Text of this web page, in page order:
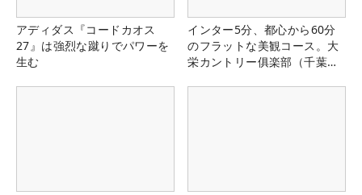
アディダス『コードカオス
27』は強烈な蹴りでパワーを
生む
インター5分、都心から60分
のフラットな美観コース。大
栄カントリー俱楽部（千葉